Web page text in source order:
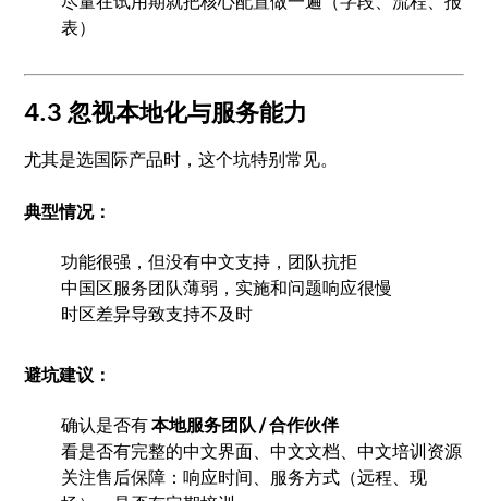
表）
4.3 忽视本地化与服务能力
尤其是选国际产品时，这个坑特别常见。
典型情况：
功能很强，但没有中文支持，团队抗拒
中国区服务团队薄弱，实施和问题响应很慢
时区差异导致支持不及时
避坑建议：
确认是否有本地服务团队 / 合作伙伴
看是否有完整的中文界面、中文文档、中文培训资源
关注售后保障：响应时间、服务方式（远程、现